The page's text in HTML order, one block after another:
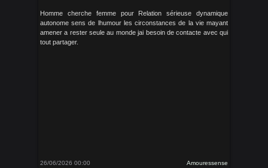
Homme cherche femme pour Relation sérieuse dynamique
autonome sens de lhumour les circonstances de la vie mayant
amener a rester seule au monde jai besoin de contacte avec qui
tout partager.
26/06/2026 00:00 Amouressense